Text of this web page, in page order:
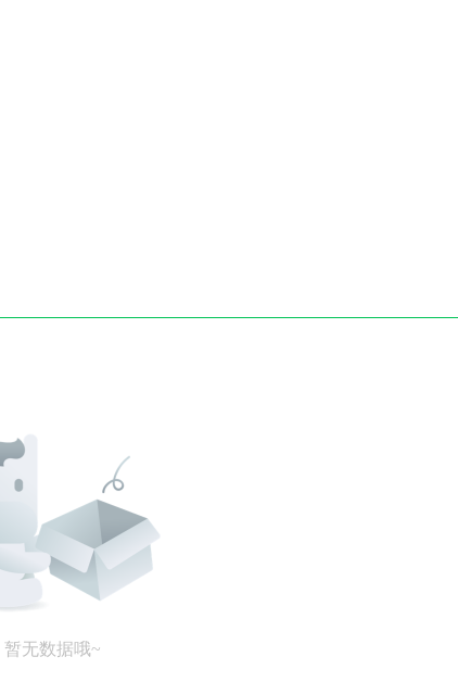
暂无数据哦~